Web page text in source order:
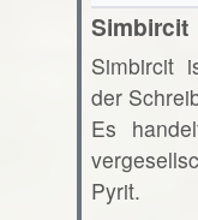
Simbircit
Simbircit
der
Es
Pyrit.